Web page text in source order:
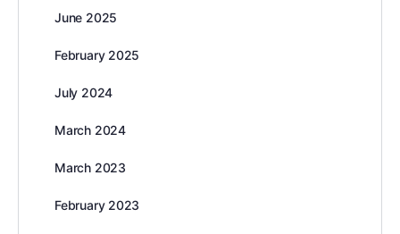
June 2025
February 2025
July 2024
March 2024
March 2023
February 2023